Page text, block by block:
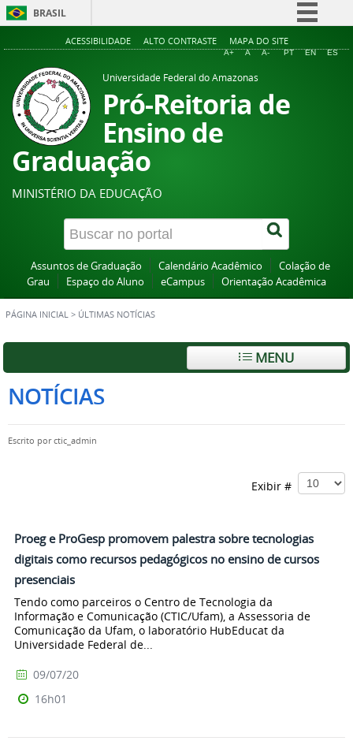
BRASIL
Simplifique!
Acesso à informação
ACESSIBILIDADE ALTO CONTRASTE MAPA DO SITE
A+ A A- PT EN ES
Universidade Federal do Amazonas
Pró-Reitoria de
Ensino de
Graduação
MINISTÉRIO DA EDUCAÇÃO
Assuntos de Graduação Calendário Acadêmico
Colação de
Grau
Espaço do Aluno eCampus Orientação Acadêmica
PÁGINA INICIAL > ÚLTIMAS NOTÍCIAS
MENU
NOTÍCIAS
Escrito porctic_admin
Exibir #
Proeg e ProGesp promovem palestra sobre tecnologias
digitais como recursos pedagógicos no ensino de cursos
presenciais
Tendo como parceiros o Centro de Tecnologia da
Informação e Comunicação (CTIC/Ufam), a Assessoria de
Comunicação da Ufam, o laboratório HubEducat da
Universidade Federal de...
09/07/20
16h01